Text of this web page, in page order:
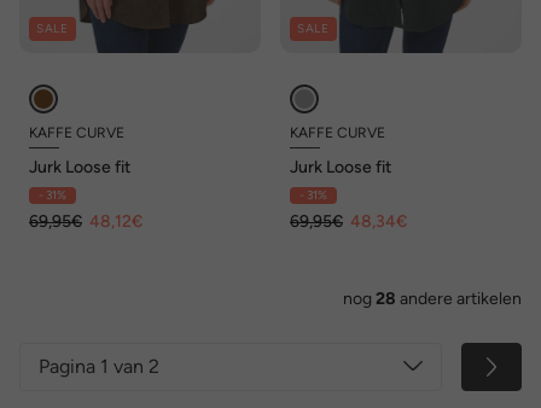
SALE
KAFFE CURVE
Jurk Loose fit
- 31%
69,95€ 48,12€
SALE
KAFFE CURVE
Jurk Loose fit
- 31%
69,95€ 48,34€
nog 28 andere artikelen
Pagina 1 van 2